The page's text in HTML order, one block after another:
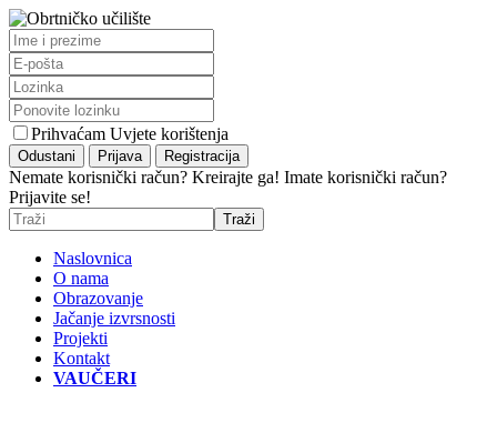
Prihvaćam Uvjete korištenja
Nemate korisnički račun? Kreirajte ga! Imate korisnički račun?
Prijavite se!
Naslovnica
O nama
Obrazovanje
Jačanje izvrsnosti
Projekti
Kontakt
VAUČERI